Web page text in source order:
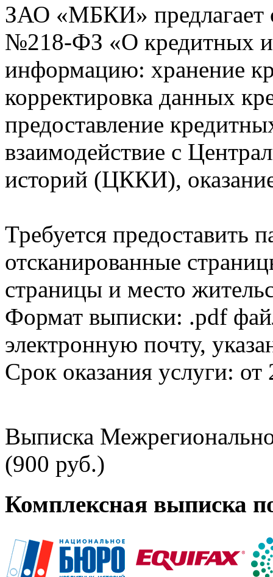
ЗАО «МБКИ» предлагает
№218-ФЗ «О кредитных
информацию: хранение
корректировка данных
предоставление
взаимодействие с
историй (ЦККИ),
Требуется предоставить
отсканированные
страницы и место
Формат выписки: .pdf
электронную почту,
Срок оказания услуги: от
Выписка
(900 руб.)
Комплексная выписка